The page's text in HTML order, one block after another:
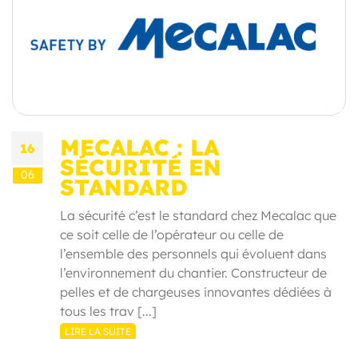
16
06
MECALAC : LA
SÉCURITÉ EN
STANDARD
La sécurité c’est le standard chez Mecalac que
ce soit celle de l’opérateur ou celle de
l’ensemble des personnels qui évoluent dans
l’environnement du chantier. Constructeur de
pelles et de chargeuses innovantes dédiées à
tous les trav [...]
LIRE LA SUITE